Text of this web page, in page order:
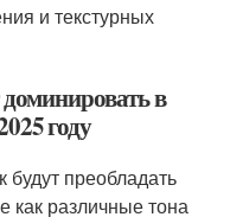
и текстурных
в
году
преобладать
как различные тона